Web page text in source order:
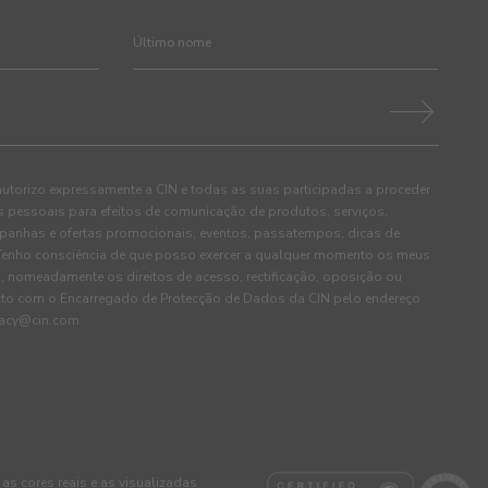
expressamente a CIN e todas as suas participadas a proceder
para efeitos de comunicação de produtos, serviços,
e ofertas promocionais, eventos, passatempos, dicas de
consciência de que posso exercer a qualquer momento os meus
os direitos de acesso, rectificação, oposição ou
com o Encarregado de Protecção de Dados da CIN pelo endereço
cores reais e as visualizadas